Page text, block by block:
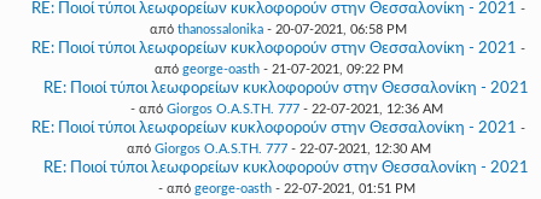
RE: Ποιοί τύποι λεωφορείων κυκλοφορούν στην Θεσσαλονίκη - 2021 -
από thanossalonika - 20-07-2021, 06:58 PM
RE: Ποιοί τύποι λεωφορείων κυκλοφορούν στην Θεσσαλονίκη - 2021 -
από george-oasth- 21-07-2021, 09:22 PM
RE: Ποιοί τύποι λεωφορείων κυκλοφορούν στην Θεσσαλονίκη - 2021
- από Giorgos O.A.S.TH. 777- 22-07-2021, 12:36 AM
RE: Ποιοί τύποι λεωφορείων κυκλοφορούν στην Θεσσαλονίκη - 2021 -
από Giorgos O.A.S.TH. 777- 22-07-2021, 12:30 AM
RE: Ποιοί τύποι λεωφορείων κυκλοφορούν στην Θεσσαλονίκη - 2021
- από george-oasth- 22-07-2021, 01:51 PM